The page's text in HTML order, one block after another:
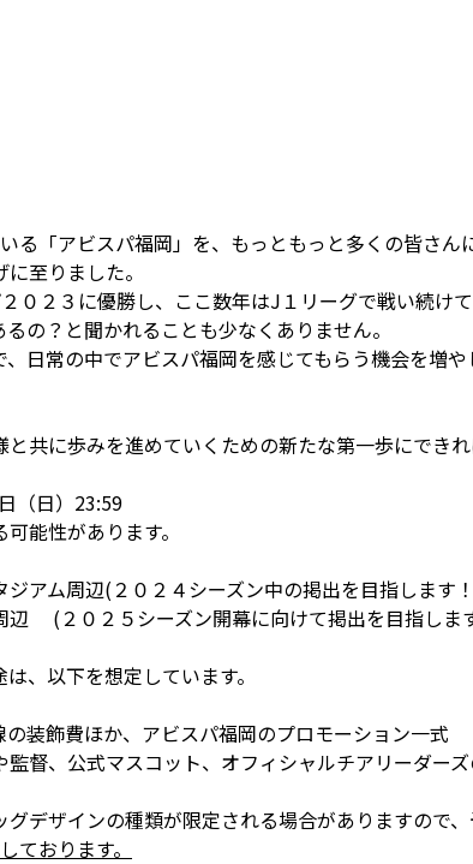
る「アビスパ福岡」を、もっともっと多くの皆さん
至りました。
０２３に優勝し、ここ数年はJ１リーグで戦い続け
の？と聞かれることも少なくありません。
日常の中でアビスパ福岡を感じてもらう機会を増
共に歩みを進めていくための新たな第一歩にできれ
（日）23:59
能性があります。
アム周辺(２０２４シーズン中の掲出を目指します
(２０２５シーズン開幕に向けて掲出を目指しま
、以下を想定しています。
装飾費ほか、アビスパ福岡のプロモーション一式
督、公式マスコット、オフィシャルチアリーダー
デザインの種類が限定される場合がありますので、
おります。